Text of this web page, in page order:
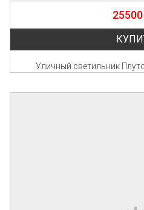
25500
Уличный светильник